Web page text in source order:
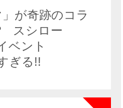
が奇跡のコラ
スシロー
ベント
ぎる!!